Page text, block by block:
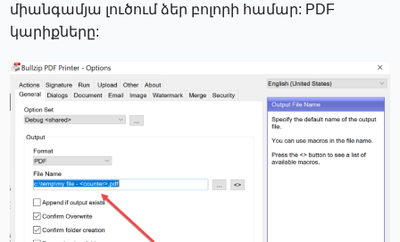
միանգամյա լուծում ձեր բոլորի համար: PDF
կարիքները: